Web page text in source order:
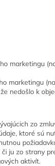
marketingu
marketingu
nedošlo k
zo
ktoré sú
ju zo strany
aktivít.